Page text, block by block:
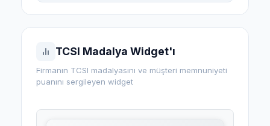
TCSI Madalya Widget'ı
Firmanın TCSI madalyasını ve müşteri memnuniyeti
puanını sergileyen widget